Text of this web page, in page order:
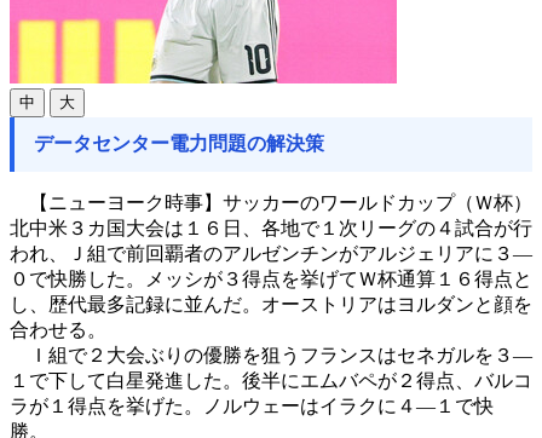
中 大
データセンター電力問題の解決策
【ニューヨーク時事】サッカーのワールドカップ（Ｗ杯）
北中米３カ国大会は１６日、各地で１次リーグの４試合が行
われ、Ｊ組で前回覇者のアルゼンチンがアルジェリアに３―
０で快勝した。メッシが３得点を挙げてＷ杯通算１６得点と
し、歴代最多記録に並んだ。オーストリアはヨルダンと顔を
合わせる。
Ｉ組で２大会ぶりの優勝を狙うフランスはセネガルを３―
１で下して白星発進した。後半にエムバペが２得点、バルコ
ラが１得点を挙げた。ノルウェーはイラクに４―１で快
勝。